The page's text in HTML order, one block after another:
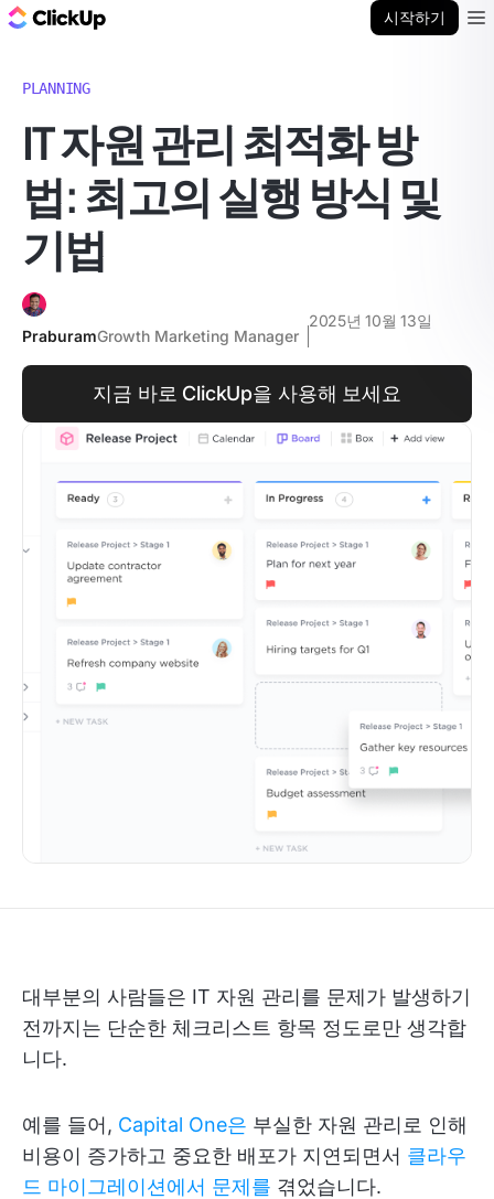
시작하기
PLANNING
IT 자원 관리 최적화 방
법: 최고의 실행 방식 및
기법
PraburamGrowth Marketing Manager
2025년 10월 13일
지금 바로 ClickUp을 사용해 보세요
대부분의 사람들은 IT 자원 관리를 문제가 발생하기
전까지는 단순한 체크리스트 항목 정도로만 생각합
니다.
예를 들어, Capital One은 부실한 자원 관리로 인해
비용이 증가하고 중요한 배포가 지연되면서 클라우
드 마이그레이션에서 문제를 겪었습니다.